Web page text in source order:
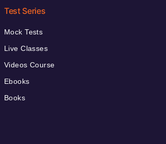
Test Series
Mock Tests
Live Classes
Videos Course
Ebooks
Books